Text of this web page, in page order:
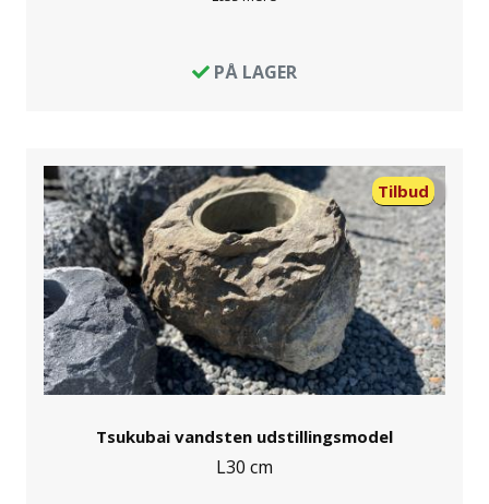
PÅ LAGER
Tilbud
Tsukubai vandsten udstillingsmodel
L30 cm